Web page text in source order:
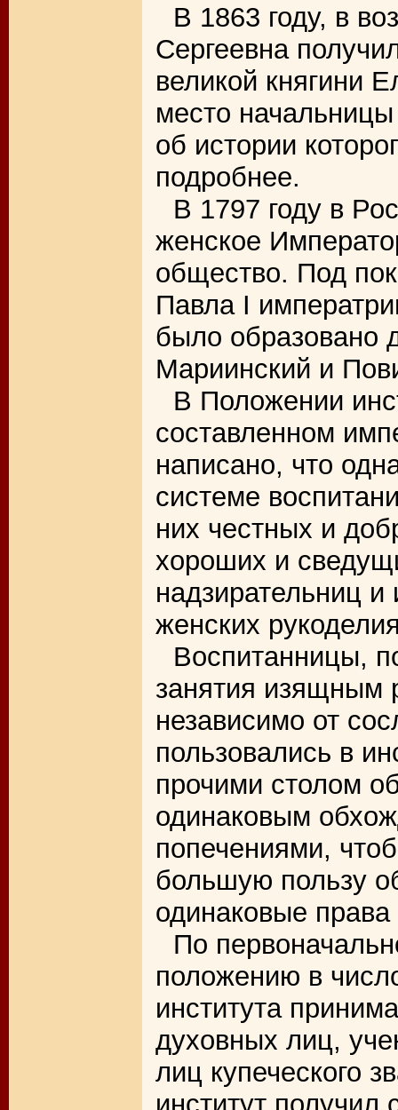
В 1863 году, в
Сергеевна
великой княгини
место
об истории
подробнее.
В 1797 году в
женское
общество. Под
Павла I
было образовано
Мариинский и
В Положении
составленном
написано, что
системе
них честных и
хороших и
надзирательниц и
женских
Воспитанницы,
занятия изящным
независимо от
пользовались в
прочими столом
одинаковым
попечениями,
большую пользу
одинаковые
По
положению в
института
духовных лиц,
лиц купеческого